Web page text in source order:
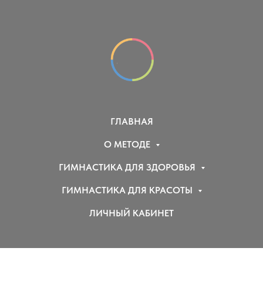
ГЛАВНАЯ
О МЕТОДЕ
ГИМНАСТИКА ДЛЯ ЗДОРОВЬЯ
ГИМНАСТИКА ДЛЯ КРАСОТЫ
ЛИЧНЫЙ КАБИНЕТ